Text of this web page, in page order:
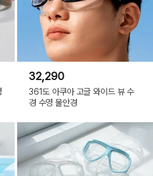
32,290
361도 아쿠아 고글 와이드 뷰 수
경 수영 물안경